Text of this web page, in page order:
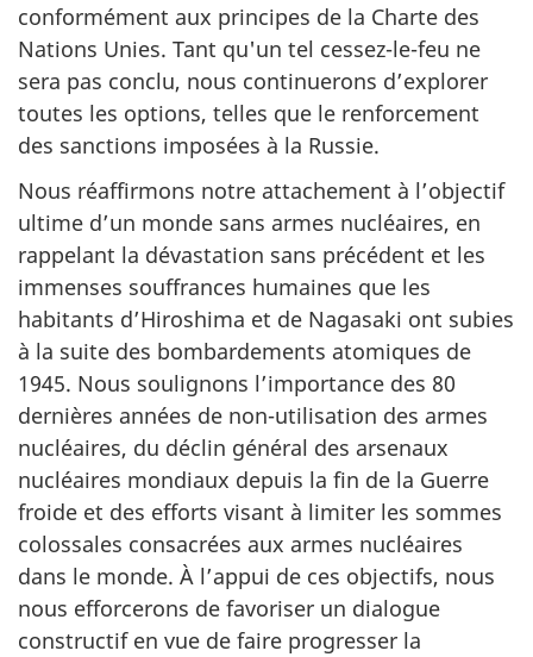
conformément aux principes de la Charte des
Nations Unies. Tant qu'un tel cessez-le-feu ne
sera pas conclu, nous continuerons d’explorer
toutes les options, telles que le renforcement
des sanctions imposées à la Russie.
Nous réaffirmons notre attachement à l’objectif
ultime d’un monde sans armes nucléaires, en
rappelant la dévastation sans précédent et les
immenses souffrances humaines que les
habitants d’Hiroshima et de Nagasaki ont subies
à la suite des bombardements atomiques de
1945. Nous soulignons l’importance des 80
dernières années de non-utilisation des armes
nucléaires, du déclin général des arsenaux
nucléaires mondiaux depuis la fin de la Guerre
froide et des efforts visant à limiter les sommes
colossales consacrées aux armes nucléaires
dans le monde. À l’appui de ces objectifs, nous
nous efforcerons de favoriser un dialogue
constructif en vue de faire progresser la